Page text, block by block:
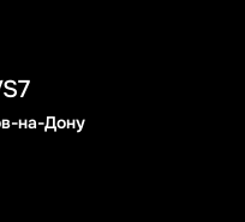
на-Дону